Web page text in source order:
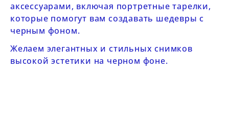
аксессуарами, включая портретные тарелки,
которые помогут вам создавать шедевры с
черным фоном.
Желаем элегантных и стильных снимков
высокой эстетики на черном фоне.